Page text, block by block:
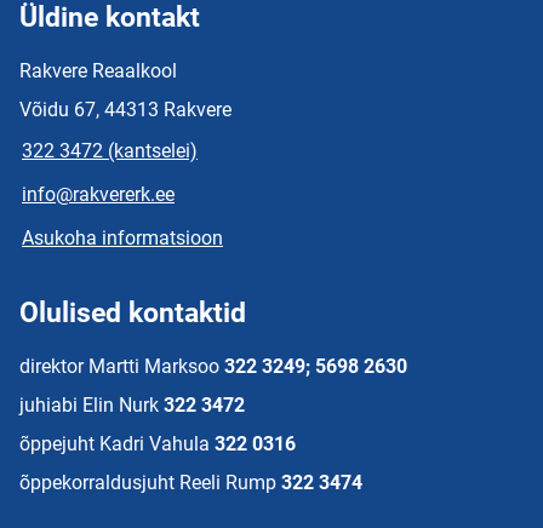
Üldine kontakt
Rakvere Reaalkool
Võidu 67, 44313 Rakvere
322 3472 (kantselei)
info@rakvererk.ee
Asukoha informatsioon
Olulised kontaktid
direktor Martti Marksoo 322 3249; 5698 2630
juhiabi Elin Nurk 322 3472
õppejuht Kadri Vahula 322 0316
õppekorraldusjuht Reeli Rump 322 3474